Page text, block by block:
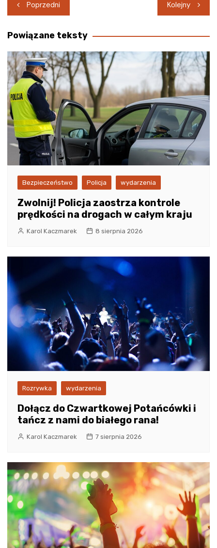
wpisu
Poprzedni Kolejny
Powiązane teksty
Bezpieczeństwo Policja wydarzenia
Zwolnij! Policja zaostrza kontrole
prędkości na drogach w całym kraju
Karol Kaczmarek 8 sierpnia 2026
Rozrywka wydarzenia
Dołącz do Czwartkowej Potańcówki i
tańcz z nami do białego rana!
Karol Kaczmarek 7 sierpnia 2026